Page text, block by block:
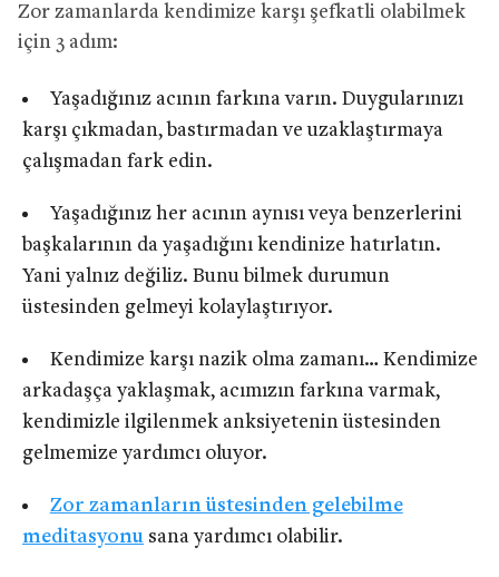
Zor zamanlarda kendimize karşı şefkatli olabilmek
için 3 adım:
Yaşadığınız acının farkına varın. Duygularınızı
karşı çıkmadan, bastırmadan ve uzaklaştırmaya
çalışmadan fark edin.
Yaşadığınız her acının aynısı veya benzerlerini
başkalarının da yaşadığını kendinize hatırlatın.
Yani yalnız değiliz. Bunu bilmek durumun
üstesinden gelmeyi kolaylaştırıyor.
Kendimize karşı nazik olma zamanı… Kendimize
arkadaşça yaklaşmak, acımızın farkına varmak,
kendimizle ilgilenmek anksiyetenin üstesinden
gelmemize yardımcı oluyor.
Zor zamanların üstesinden gelebilme
meditasyonu sana yardımcı olabilir.